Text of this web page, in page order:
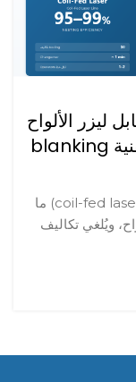
ليزر الألواح
مقابل المكبس الميكانيكي: أي تقنية blanking
يوفر خط القطع بالليزر المُغذّى باللفائف (coil-fed laser) ما
ويُلغي تكاليف